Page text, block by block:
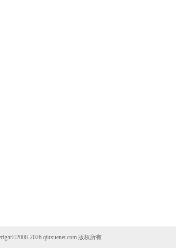
2026 qiuxuenet.com 版权所有